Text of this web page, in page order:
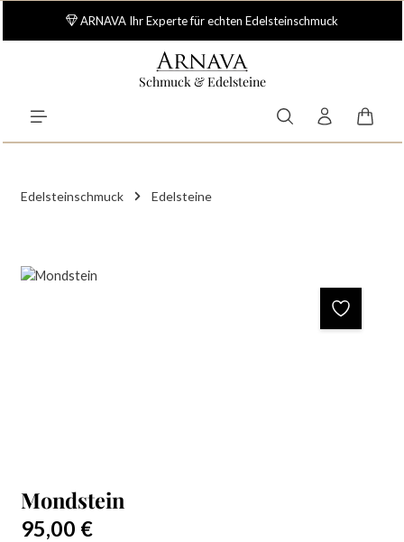
Zum Hauptinhalt springen
ARNAVA Ihr Experte für echten Edelsteinschmuck
Schmuck & Edelsteine
Edelsteinschmuck Edelsteine
Bildergalerie überspringen
Mondstein
Regulärer Preis:
95,00 €